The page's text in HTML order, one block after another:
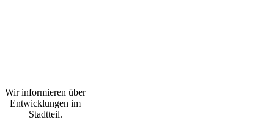
Wir informieren über
Entwicklungen im
Stadtteil.